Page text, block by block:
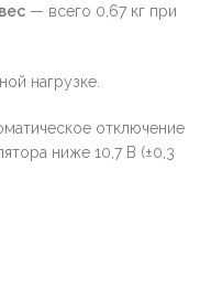
— всего 0,67 кг при
нагрузке.
отключение
ниже 10,7 В (±0,3